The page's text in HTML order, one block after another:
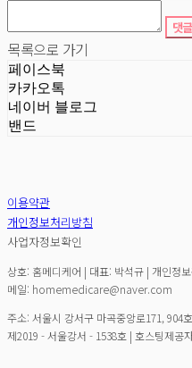
댓
목록으로 가기
페이스북
카카오톡
네이버 블로그
밴드
이용약관
개인정보처리방침
사업자정보확인
상호: 홈메디케어 | 대표: 박석규 | 개인정
메일: homemedicare@naver.com
주소: 서울시 강서구 마곡중앙로171, 904
제2019 - 서울강서 - 1538호 | 호스팅제공